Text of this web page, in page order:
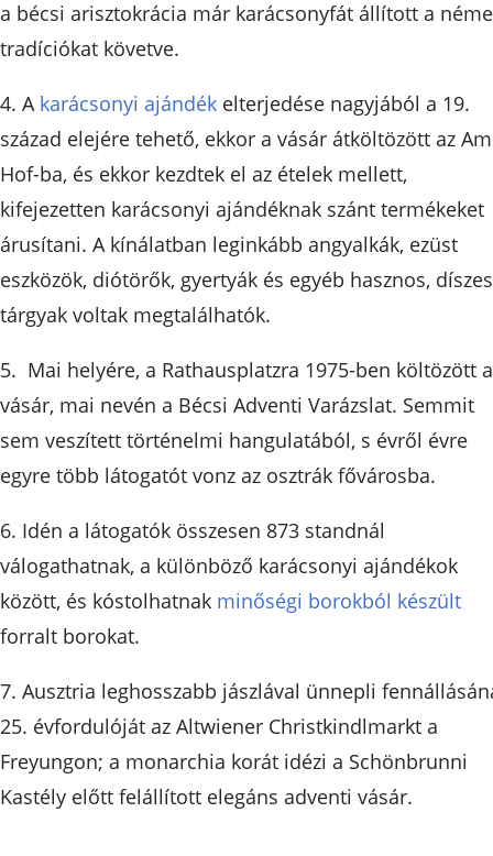
a bécsi arisztokrácia már karácsonyfát állított a
tradíciókat követve.
4. A karácsonyi ajándék elterjedése nagyjából a 19.
század elejére tehető, ekkor a vásár átköltözött az Am
Hof-ba, és ekkor kezdtek el az ételek mellett,
kifejezetten karácsonyi ajándéknak szánt termékeket
árusítani. A kínálatban leginkább angyalkák, ezüst
eszközök, diótörők, gyertyák és egyéb hasznos, díszes
tárgyak voltak megtalálhatók.
5. Mai helyére, a Rathausplatzra 1975-ben költözött a
vásár, mai nevén a Bécsi Adventi Varázslat. Semmit
sem veszített történelmi hangulatából, s évről évre
egyre több látogatót vonz az osztrák fővárosba.
6. Idén a látogatók összesen 873 standnál
válogathatnak, a különböző karácsonyi ajándékok
között, és kóstolhatnak minőségi borokból készült
forralt borokat.
7. Ausztria leghosszabb jászlával ünnepli
25. évfordulóját az Altwiener Christkindlmarkt a
Freyungon; a monarchia korát idézi a Schönbrunni
Kastély előtt felállított elegáns adventi vásár.